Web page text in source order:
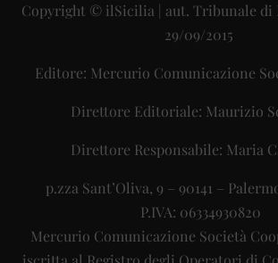
Copyright © ilSicilia | aut. Tribunale di
29/09/2015
Editore: Mercurio Comunicazione
Direttore Editoriale: Maurizio
Direttore Responsabile: Maria
p.zza Sant’Oliva, 9 – 90141 –
P.IVA: 06334930820
Mercurio Comunicazione Società